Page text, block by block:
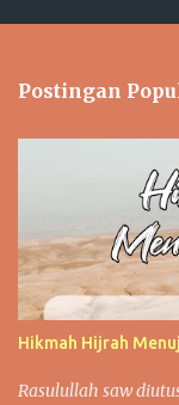
r
Postingan
Hikmah Hijrah
Rasulullah saw